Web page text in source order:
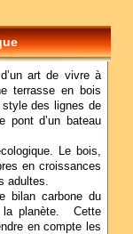
art de vivre à
terrasse en bois
des lignes de
pont d’un bateau
Le bois,
en croissances
adultes.
bilan carbone du
la planète. Cette
en compte les